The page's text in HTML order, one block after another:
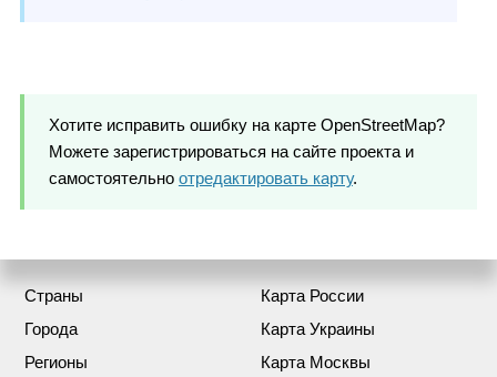
Хотите исправить ошибку на карте OpenStreetMap?
Можете зарегистрироваться на сайте проекта и
самостоятельно отредактировать карту.
Страны
Города
Регионы
Карта России
Карта Украины
Карта Москвы